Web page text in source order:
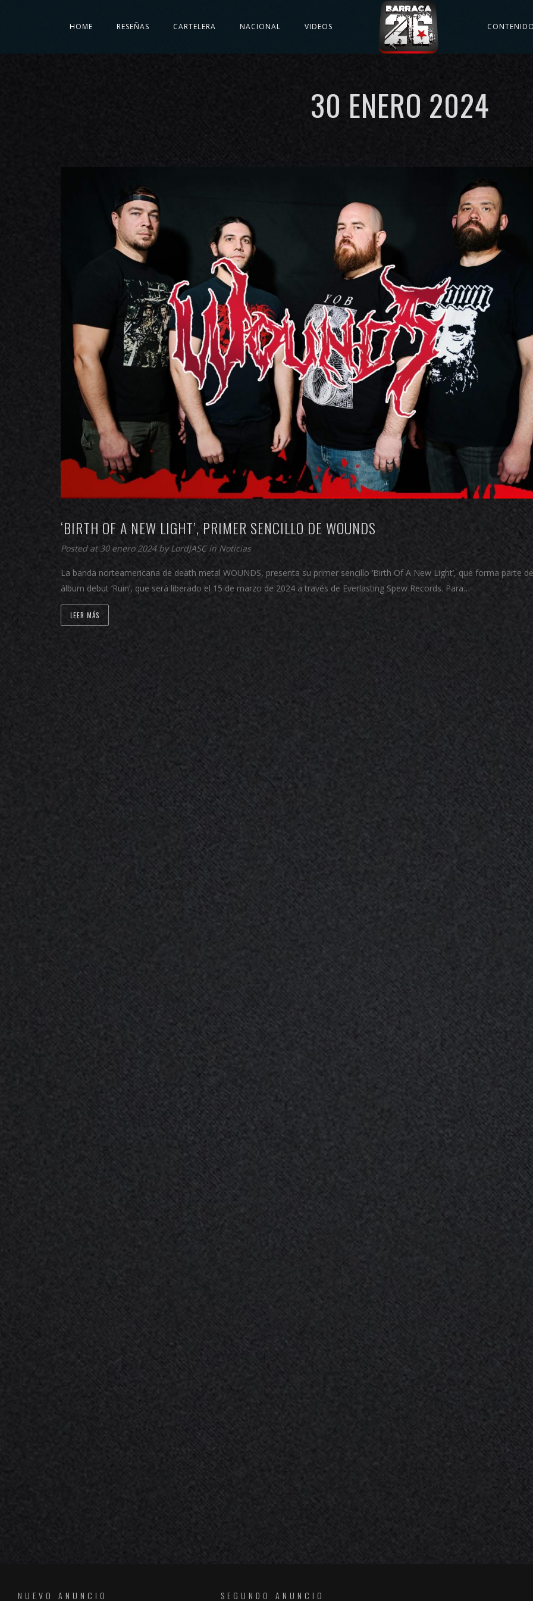
HOME RESEÑAS CARTELERA NACIONAL VIDEOS
30 ENERO 2024
‘BIRTH OF A NEW LIGHT’, PRIMER SENCILLO DE WOUNDS
Posted at 30 enero 2024 byLordJASCin Noticias
La banda norteamericana de death metal WOUNDS, presenta su primer sencillo ‘Birth Of A New Light’, que forma parte
álbum debut ‘Ruin’, que será liberado el 15 de marzo de 2024 a través de Everlasting Spew Records. Para…
LEER MÁS
NUEVO ANUNCIO SEGUNDO ANUNCIO